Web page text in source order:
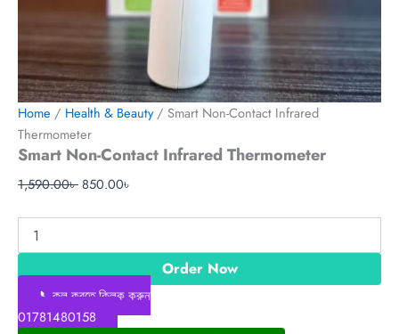
Home / Health & Beauty/ Smart Non-Contact Infrared
Thermometer
Smart Non-Contact Infrared Thermometer
1,590.00৳850.00৳
Order Now
📞কল করতে ক্লিক করুন
01781480158